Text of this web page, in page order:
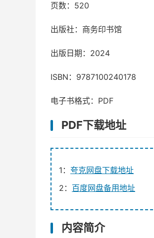
页数：520
出版社：商务印书馆
出版日期：2024
ISBN：9787100240178
电子书格式：PDF
PDF下载地址
1： 夸克网盘下载地址
2： 百度网盘备用地址
内容简介